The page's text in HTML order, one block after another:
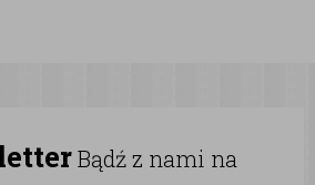
Bądź z nami na